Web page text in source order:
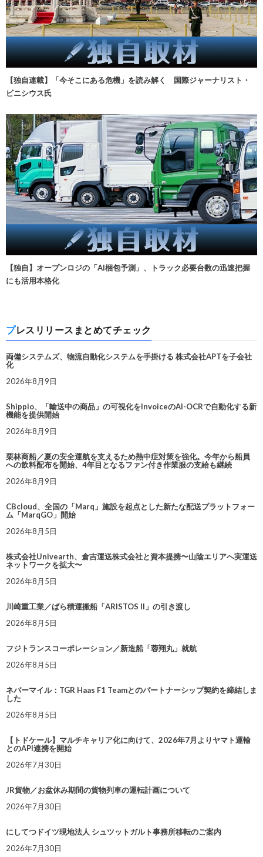
【独自連載】「今そこにある危機」を読み解く 国際ジャーナリスト・
ビニシウス氏
【独自】オープンロジの「AI梱包予測」、トラック必要台数の迅速把握
にも活用本格化
プレスリリースまとめてチェック
両備システムズ、物流自動化システムを手掛ける 株式会社APTを子会社
化
2026年8月9日
Shippio、「輸送中の商品」の可視化をInvoiceのAI-OCRで自動化する新
機能を提供開始
2026年8月9日
栗林商船／夏の安全運航を支えるため熱中症対策を強化。今年から船員
への飲料配布を開始、4年目となるファン付き作業服の支給も継続
2026年8月9日
CBcloud、全国の「Marq」施設を起点とした新たな配送プラットフォー
ム「MarqGO」開始
2026年8月5日
株式会社Univearth、倉吉運送株式会社と資本提携〜山陰エリアへ実運送
ネットワークを拡大〜
2026年8月5日
川崎重工業／ばら積運搬船「ARISTOS II」の引き渡し
2026年8月5日
フジトランスコーポレーション／新造船「蓉翔丸」就航
2026年8月5日
ネバーマイル：TGR Haas F1 Teamとのパートナーシップ契約を締結しま
した
2026年8月5日
【トドケール】マルチキャリア化に向けて、2026年7月よりヤマト運輸
とのAPI連携を開始
2026年7月30日
JR貨物／お盆休み期間の貨物列車の運転計画について
2026年7月30日
にしてつドイツ現地法人 シュツットガルト事務所移転のご案内
2026年7月30日